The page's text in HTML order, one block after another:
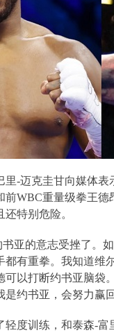
里-迈克圭甘向媒体表
前WBC重量级拳王德
特别危险。
书亚的意志受挫了。
都有重拳。我知道维
可以打断约书亚脑袋
是约书亚，会努力赢
轻度训练，和泰森-富